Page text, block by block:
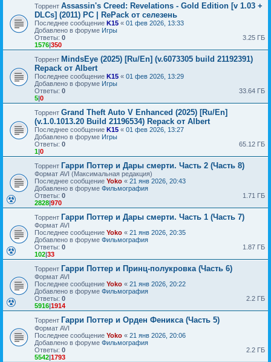
Торрент Assassin's Creed: Revelations - Gold Edition [v 1.03 +
DLCs] (2011) PC | RePack от селезень
Последнее сообщение K15 « 01 фев 2026, 13:33
Добавлено в форуме Игры
Ответы: 0
1576|350
3.25 ГБ
Торрент MindsEye (2025) [Ru/En] (v.6073305 build 21192391)
Repack от Albert
Последнее сообщение K15 « 01 фев 2026, 13:29
Добавлено в форуме Игры
Ответы: 0
5|0
33.64 ГБ
Торрент Grand Theft Auto V Enhanced (2025) [Ru/En]
(v.1.0.1013.20 Build 21196534) Repack от Albert
Последнее сообщение K15 « 01 фев 2026, 13:27
Добавлено в форуме Игры
Ответы: 0
1|0
65.12 ГБ
Торрент Гарри Поттер и Дары смерти. Часть 2 (Часть 8)
Формат AVI (Максимальная редакция)
Последнее сообщение Yoko « 21 янв 2026, 20:43
Добавлено в форуме Фильмография
Ответы: 0
2828|970
1.71 ГБ
Торрент Гарри Поттер и Дары смерти. Часть 1 (Часть 7)
Формат AVI
Последнее сообщение Yoko « 21 янв 2026, 20:35
Добавлено в форуме Фильмография
Ответы: 0
102|33
1.87 ГБ
Торрент Гарри Поттер и Принц-полукровка (Часть 6)
Формат AVI
Последнее сообщение Yoko « 21 янв 2026, 20:22
Добавлено в форуме Фильмография
Ответы: 0
5916|1914
2.2 ГБ
Торрент Гарри Поттер и Орден Феникса (Часть 5)
Формат AVI
Последнее сообщение Yoko « 21 янв 2026, 20:06
Добавлено в форуме Фильмография
Ответы: 0
5542|1793
2.2 ГБ